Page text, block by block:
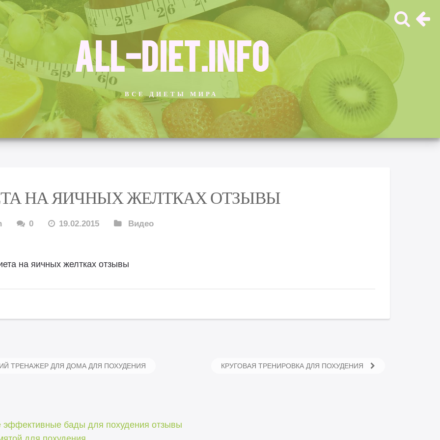
ALL-DIET.INFO
ВСЕ ДИЕТЫ МИРА
НА ЯИЧНЫХ ЖЕЛТКАХ ОТЗЫВЫ
0 19.02.2015 Видео
на яичных желтках отзывы
ТРЕНАЖЕР ДЛЯ ДОМА ДЛЯ ПОХУДЕНИЯ КРУГОВАЯ ТРЕНИРОВКА ДЛЯ ПОХУДЕНИЯ
бады для похудения отзывы